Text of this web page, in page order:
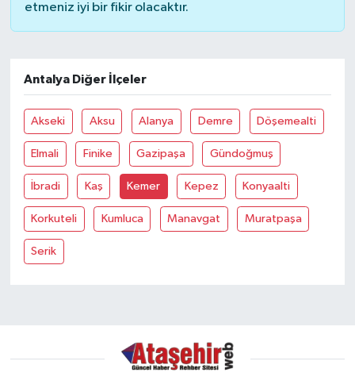
etmeniz iyi bir fikir olacaktır.
Antalya Diğer İlçeler
Akseki Aksu Alanya Demre Döşemealti
Elmali Finike Gazipaşa Gündoğmuş
İbradi Kaş Kemer Kepez Konyaalti
Korkuteli Kumluca Manavgat Muratpaşa
Serik